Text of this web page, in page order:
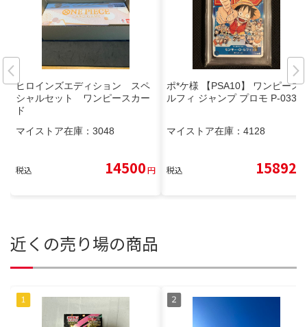
ヒロインズエディション スペ
シャルセット ワンピースカー
ド
マイストア在庫： 3048
税込 14500円
ポ*ケ様 【PSA10】 ワンピース
ルフィ ジャンプ プロモ P-033
マイストア在庫： 4128
税込 15892
近くの売り場の商品